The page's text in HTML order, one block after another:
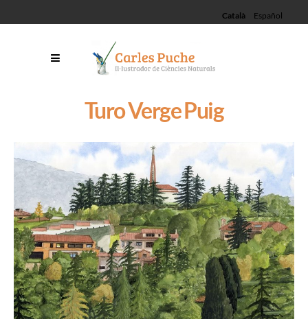
Català Español
Turo Verge Puig